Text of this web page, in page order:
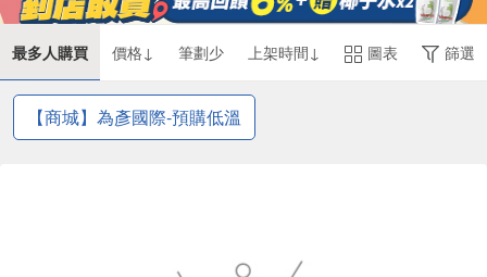
最多人購買 價格↓ 筆劃少 上架時間↓ 圖表 篩選
【商城】為彥國際-預購低溫